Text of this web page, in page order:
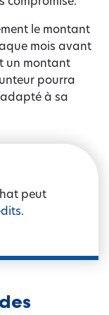
le montant
mois avant
un montant
pourra
à sa
peut
.